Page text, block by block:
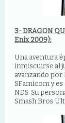
3- DRAGON
Enix 2009):
Una aventura
inmiscuirse al
avanzando
SFamicom y
NDS. Su
Smash Bros